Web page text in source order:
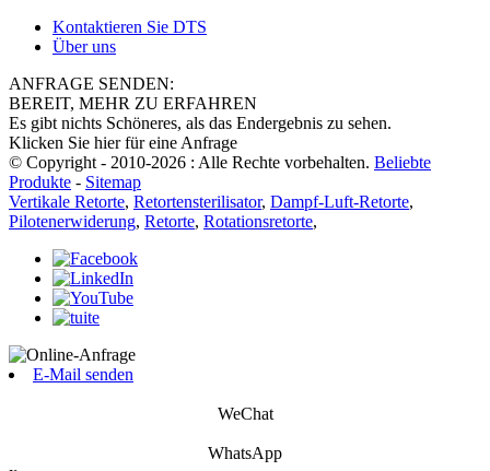
Kontaktieren Sie DTS
Über uns
ANFRAGE SENDEN:
BEREIT, MEHR ZU ERFAHREN
Es gibt nichts Schöneres, als das Endergebnis zu sehen.
Klicken Sie hier für eine Anfrage
© Copyright - 2010-2026 : Alle Rechte vorbehalten. Beliebte
Produkte - Sitemap
Vertikale Retorte, Retortensterilisator, Dampf-Luft-Retorte,
Pilotenerwiderung, Retorte, Rotationsretorte,
E-Mail senden
WeChat
WhatsApp